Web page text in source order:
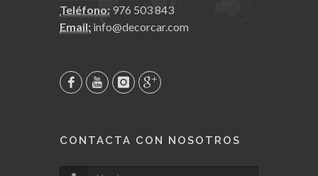
Teléfono: 976 503 843
Email: info@decorcar.com
CONTACTA CON NOSOTROS